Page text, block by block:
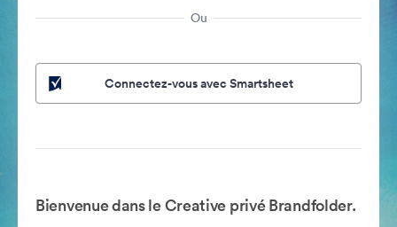
Ou
Connectez-vous avec Smartsheet
Bienvenue dans le Creative privé Brandfolder.